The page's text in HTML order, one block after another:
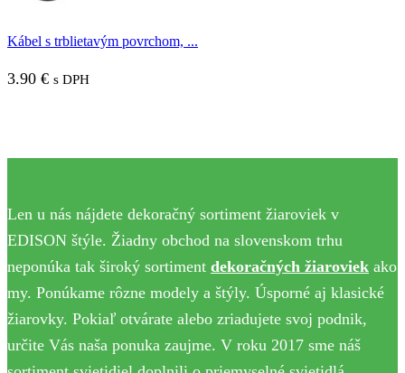
Kábel s trblietavým povrchom, ...
3.90 € s DPH
Len u nás nájdete dekoračný sortiment žiaroviek v
EDISON štýle. Žiadny obchod na slovenskom trhu
neponúka tak široký sortiment dekoračných žiaroviek ako
my. Ponúkame rôzne modely a štýly. Úsporné aj klasické
žiarovky. Pokiaľ otvárate alebo zriadujete svoj podnik,
určite Vás naša ponuka zaujme. V roku 2017 sme náš